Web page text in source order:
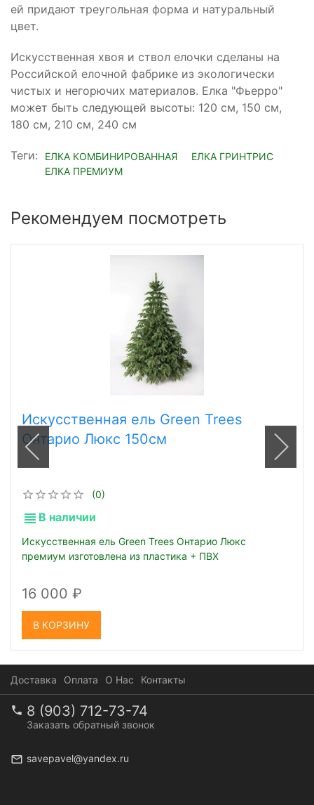
ей придают треугольная форма и натуральный
цвет.
Искусственная хвоя и ствол елочки сделаны на
Российской елочной фабрике из экологически
чистых и негорючих материалов. Елка "Фьерро"
может быть следующей высоты: 120 см, 150 см,
180 см, 210 см, 240 см
Теги: ЕЛКА КОМБИНИРОВАННАЯ
ЕЛКА ГРИНТРИС
ЕЛКА ПРЕМИУМ
Рекомендуем посмотреть
Искусственная ель Green Trees
Онтарио Люкс 150см
(0)
В наличии
Искусственная ель Green Trees Онтарио Люкс
премиум изготовлена из пластика + ПВХ
16 000
В КОРЗИНУ
Доставка Оплата О Нас Контакты
8 (903) 712-73-74
Заказать обратный звонок
savepavel@yandex.ru